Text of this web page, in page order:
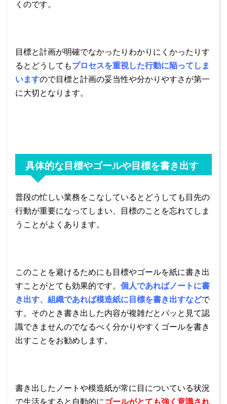
くのです。
目標と計画が明確でなかったりわかりにくかったりす
るとどうしてもプロセスを重視した行動に陥ってしま
いますので目標と計画の妥当性や分かりやすさが第一
に大切となります。
具体的な目標やゴールや目標を書き出す
普段の忙しい業務をこなしているとどうしても目先の
行動が重要になってしまい、目標のことを忘れてしま
うことがよくあります。
このことを避けるためにも目標やゴールを紙に書き出
すことがとても効果的です。 個人であればノートに書
き出す、組織であれば模造紙に目標を書き出すなどで
す。そのとき書き出した内容が複雑だとパッと見て認
識できませんのでなるべく分かりやすくゴールを書き
出すことをお勧めします。
書き出したノートや模造紙が常に目についている状況
で生活をすると自動的に ゴールがとても強く意識され